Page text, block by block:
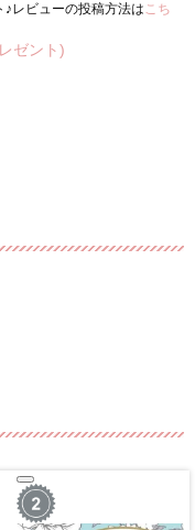
レビューの投稿方法はこち
ゼント)